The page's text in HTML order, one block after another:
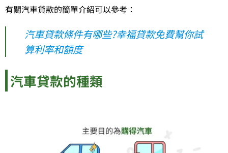
有關汽車貸款的簡單介紹可以參考：
汽車貸款條件有哪些?幸福貸款免費幫你試
算利率和額度
汽車貸款的種類